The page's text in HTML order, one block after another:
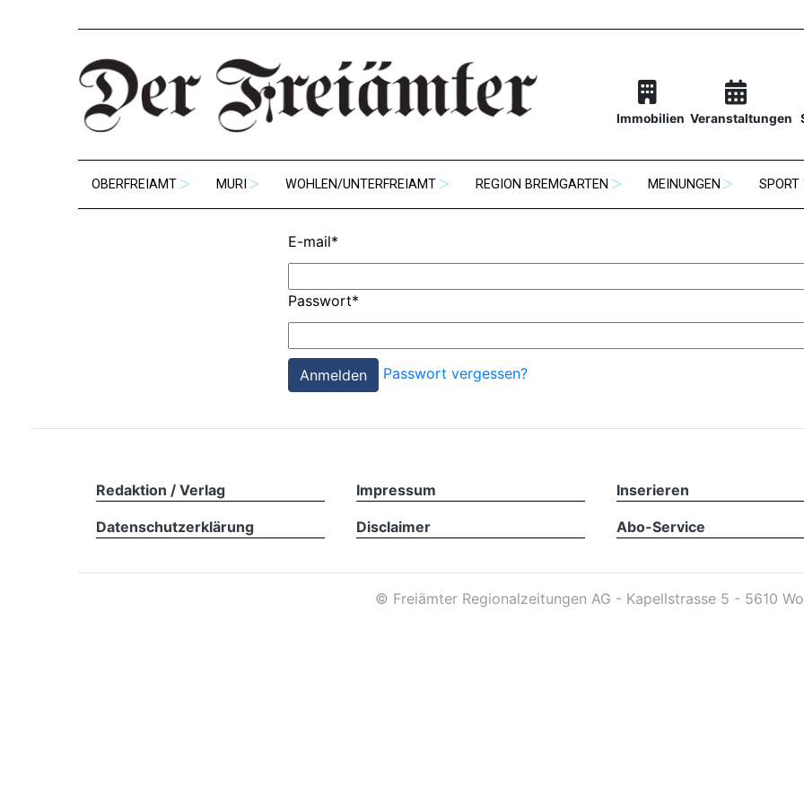
Immobilien Veranstaltungen
OBERFREIAMT MURI WOHLEN/UNTERFREIAMT REGION BREMGARTEN MEINUNGEN SPORT
E-mail*
Passwort*
Passwort vergessen?
Redaktion / Verlag Impressum Inserieren
Datenschutzerklärung Disclaimer Abo-Service
© Freiämter Regionalzeitungen AG - Kapellstrasse 5 - 5610